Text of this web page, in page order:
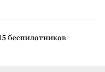
беспилотников